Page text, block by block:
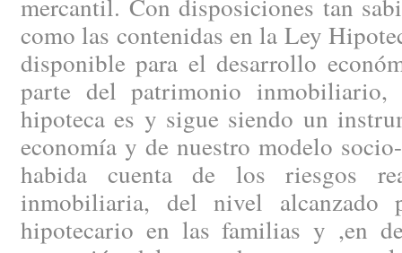
mercantil. Con disposiciones tan
como las contenidas en la Ley
disponible para el desarrollo
parte del patrimonio
hipoteca es y sigue siendo un
economía y de nuestro modelo
habida cuenta de los riesgos
inmobiliaria, del nivel alcanzado
hipotecario en las familias y ,en